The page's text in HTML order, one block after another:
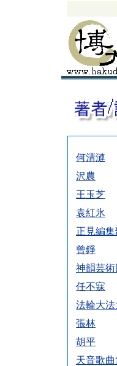
何清漣
沢農
王玉芝
袁紅氷
正見編集
曾錚
神韻芸術
任不寐
法輪大
張林
胡平
天音歌